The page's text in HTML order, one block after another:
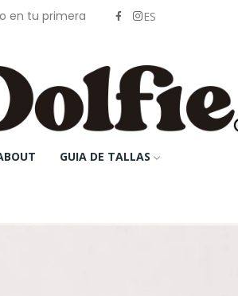
en tu primera
ES
GUIA DE TALLAS